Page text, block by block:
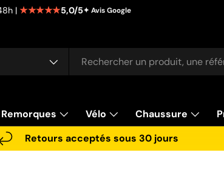
| ★★★★★5,0/5✦ Avis Google
Remorques Vélo Chaussure
Retours acceptés sous 30 jours